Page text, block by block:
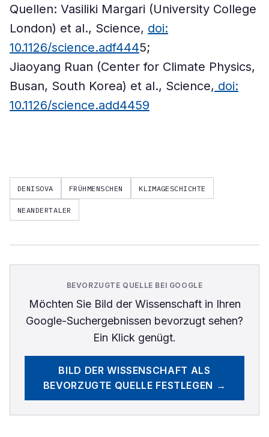
Quellen: Vasiliki Margari (University College
London) et al., Science, doi:
10.1126/science.adf4445;
Jiaoyang Ruan (Center for Climate Physics,
Busan, South Korea) et al., Science, doi:
10.1126/science.add4459
DENISOVA FRÜHMENSCHEN KLIMAGESCHICHTE
NEANDERTALER
BEVORZUGTE QUELLE BEI GOOGLE
Möchten Sie Bild der Wissenschaftin Ihren
Google-Suchergebnissen bevorzugt sehen?
Ein Klick genügt.
BILD DER WISSENSCHAFT ALS
BEVORZUGTE QUELLE FESTLEGEN →